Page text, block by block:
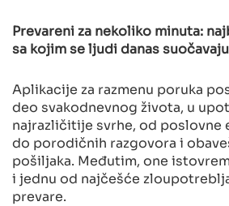
Prevareni za nekoliko minuta:
sa kojim se ljudi danas suočavaju
Aplikacije za razmenu poruka
deo svakodnevnog života, u
najrazličitije svrhe, od poslovne
do porodičnih razgovora i
pošiljaka. Međutim, one
i jednu od najčešće
prevare.